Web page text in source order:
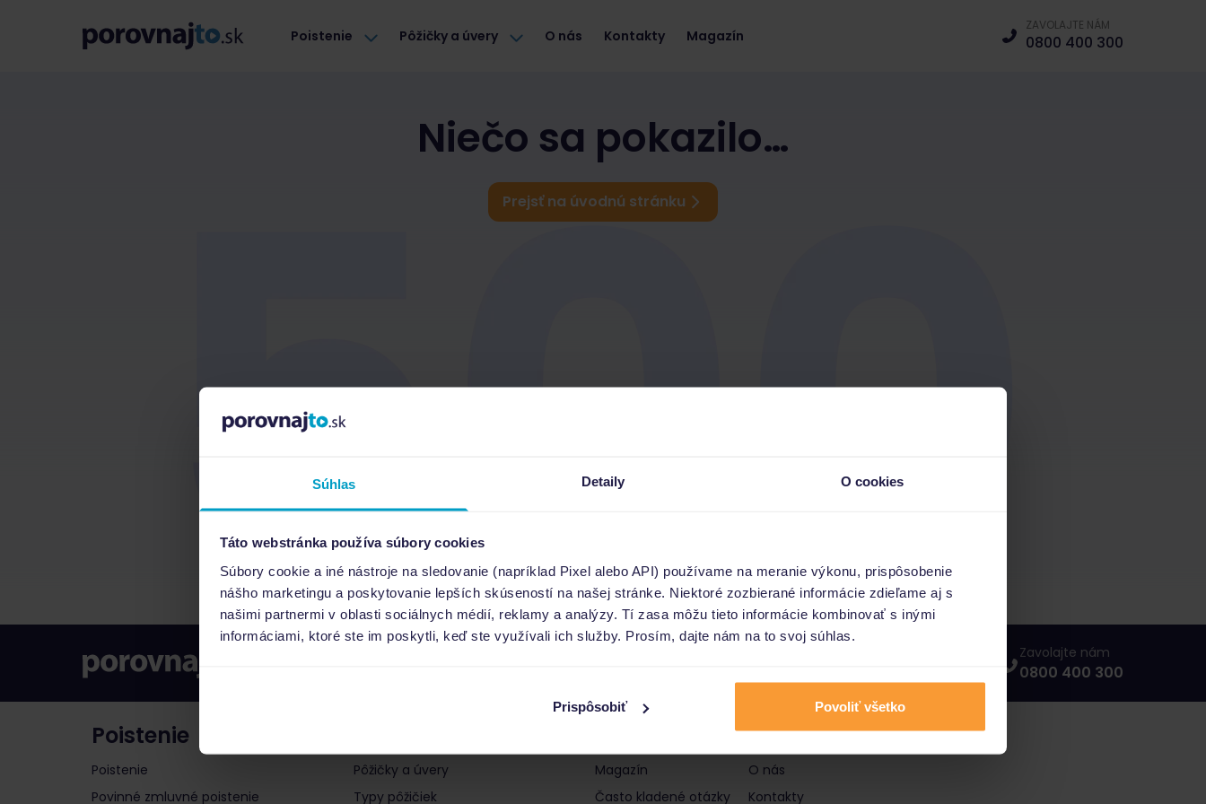
Súhlas Detaily O cookies
Táto webstránka používa súbory cookies
Súbory cookie a iné nástroje na sledovanie (napríklad Pixel alebo API) používame na meranie výkonu, prispôsobenie
nášho marketingu a poskytovanie lepších skúseností na našej stránke. Niektoré zozbierané informácie zdieľame aj s
našimi partnermi v oblasti sociálnych médií, reklamy a analýzy. Tí zasa môžu tieto informácie kombinovať s inými
informáciami, ktoré ste im poskytli, keď ste využívali ich služby. Prosím, dajte nám na to svoj súhlas.
Prispôsobiť Povoliť všetko
Poistenie Pôžičky a úvery O nás Kontakty Magazín
ZAVOLAJTE NÁM
0800 400 300
Niečo sa pokazilo…
Prejsť na úvodnú stránku
Zavolajte nám
0800 400 300
Poistenie
Poistenie
Povinné zmluvné poistenie
Pôžičky a úvery
Typy pôžičiek
Magazín
Často kladené otázky
Porovnajto.sk
O nás
Kontakty